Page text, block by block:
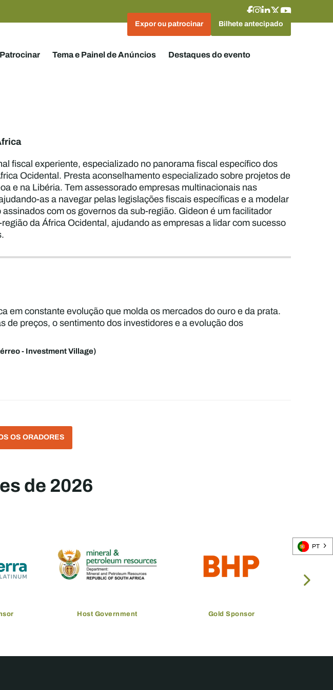
Expor ou patrocinar Bilhete antecipado
Tema e Painel de Anúncios Destaques do evento
fiscal experiente, especializado no panorama fiscal específico dos
Ocidental. Presta aconselhamento especializado sobre projetos de
e na Libéria. Tem assessorado empresas multinacionais nas
as a navegar pelas legislações fiscais específicas e a modelar
com os governos da sub-região. Gideon é um facilitador
da África Ocidental, ajudando as empresas a lidar com sucesso
em constante evolução que molda os mercados do ouro e da prata.
preços, o sentimento dos investidores e a evolução dos
- Investment Village)
OS ORADORES
de 2026
Host Government Gold Sponsor
PT